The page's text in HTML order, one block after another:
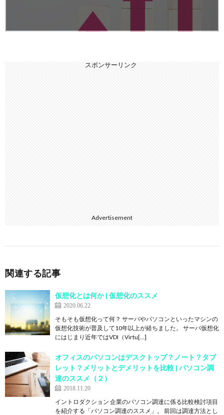
スポンサーリンク
Advertisement
関連する記事
仮想化とは何か | 仮想化のススメ
2020.06.22
そもそも仮想化って何？ サーバやパソコンといったマシンの
仮想化技術が普及して10年以上が経ちました。 サーバ仮想化
にはじまり近年ではVDI（Virtu[…]
オフィスのパソコンはデスクトップ？ノート？タブ
レット？メリットとデメリットを比較 | パソコン調
達のススメ（２）
2018.11.20
イントロダクション 企業のパソコン調達に係る比較検討項目
を紹介する「パソコン調達のススメ」。 前回は調達方法とし